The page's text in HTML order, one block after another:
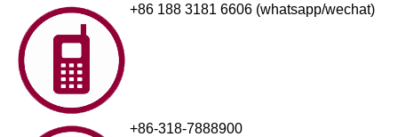
+86 188 3181 6606 (whatsapp/wechat)
+86-318-7888900